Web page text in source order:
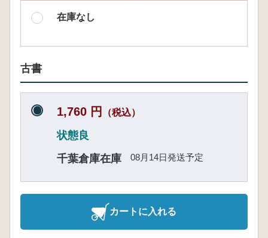
在庫なし
古書
1,760 円 （税込）
状態良
千葉倉庫在庫
08月14日発送予定
カートに入れる